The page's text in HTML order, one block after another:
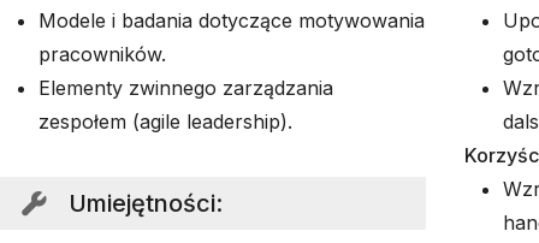
Modele i badania dotyczące motywowania
pracowników.
Elementy zwinnego zarządzania
zespołem (agile leadership).
Umiejętności: